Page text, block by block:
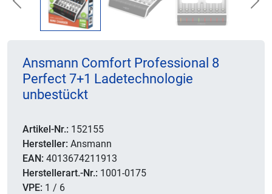
Previous
Ansmann Comfort Professional 8
Perfect 7+1 Ladetechnologie
unbestückt
Artikel-Nr.: 152155
Hersteller: Ansmann
EAN: 4013674211913
Herstellerart.-Nr.: 1001-0175
VPE: 1 / 6